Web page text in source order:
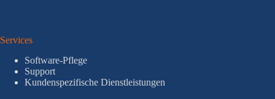
Services
Software-Pflege
Support
Kundenspezifische Dienstleistungen